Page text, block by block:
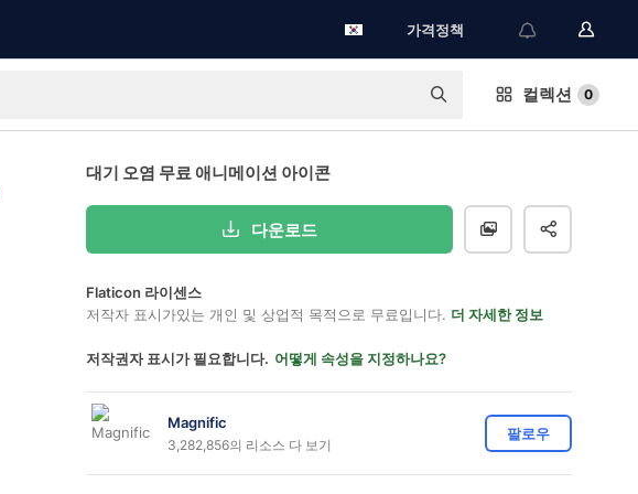
가격정책
컬렉션 0
대기 오염 무료 애니메이션 아이콘
다운로드
Flaticon 라이센스
저작자 표시가있는 개인 및 상업적 목적으로 무료입니다. 더 자세한 정보
저작권자 표시가 필요합니다. 어떻게 속성을 지정하나요?
Magnific
3,282,856의 리소스 다 보기
팔로우